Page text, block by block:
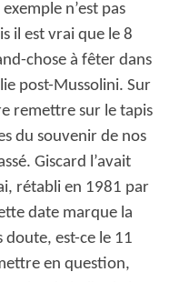
n’est pas
il est vrai que le 8
chose à fêter dans
post-Mussolini. Sur
remettre sur le tapis
du souvenir de nos
Giscard l’avait
rétabli en 1981 par
date marque la
doute, est-ce le 11
en question,